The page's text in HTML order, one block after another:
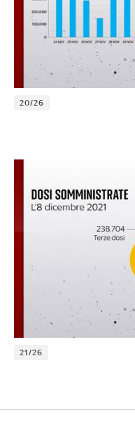
20/26
21/26